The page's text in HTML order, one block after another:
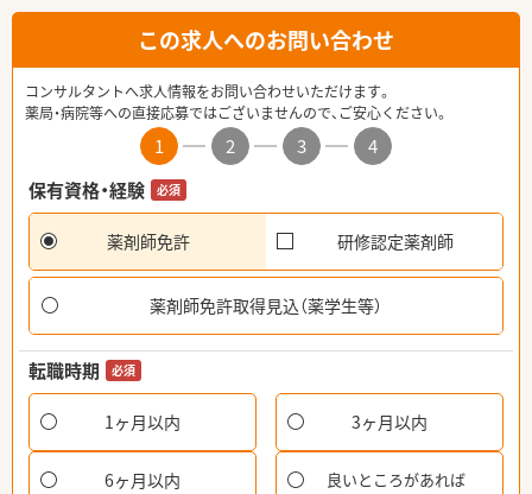
この求人へのお問い合わせ
コンサルタントへ求人情報をお問い合わせいただけます。
薬局・病院等への直接応募ではございませんので、ご安心ください。
1 2 3
4
保有資格・経験
必須
薬剤師免許 研修認定薬剤師
薬剤師免許取得見込（薬学生等）
転職時期 必須
1ヶ月以内 3ヶ月以内
6ヶ月以内 良いところがあれば